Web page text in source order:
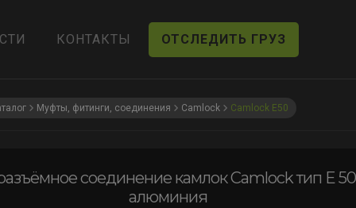
КОНТАКТЫ ОТСЛЕДИТЬ ГРУЗ
Муфты, фитинги, соединения Camlock Camlock E50
соединение камлок Сamlock тип E
алюминия